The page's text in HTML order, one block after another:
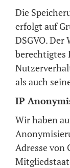
Die
erfolgt auf
DSGVO.
berechtigtes
als auch
IP
Wir haben
Adresse von